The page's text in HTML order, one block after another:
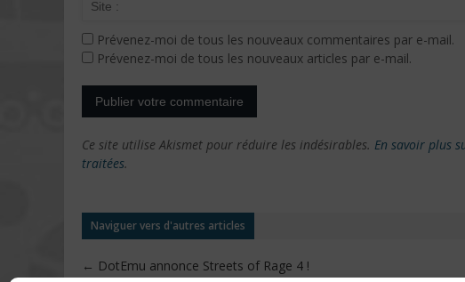
Prévenez-moi de tous les nouveaux commentaires par e-mail.
Prévenez-moi de tous les nouveaux articles par e-mail.
Ce site utilise Akismet pour réduire les indésirables. En savoir plus
traitées.
Naviguer vers d'autres articles
← DotEmu annonce Streets of Rage 4 !